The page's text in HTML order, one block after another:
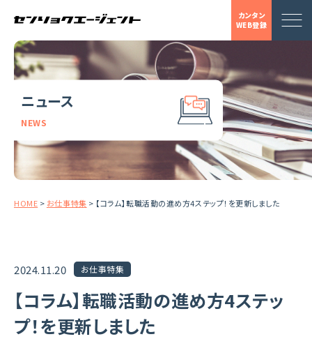
カンタン
WEB登録
ニュース
NEWS
HOME > お仕事特集 > 【コラム】転職活動の進め方4ステップ！を更新しました
2024.11.20 お仕事特集
【コラム】転職活動の進め方4ステッ
プ！を更新しました